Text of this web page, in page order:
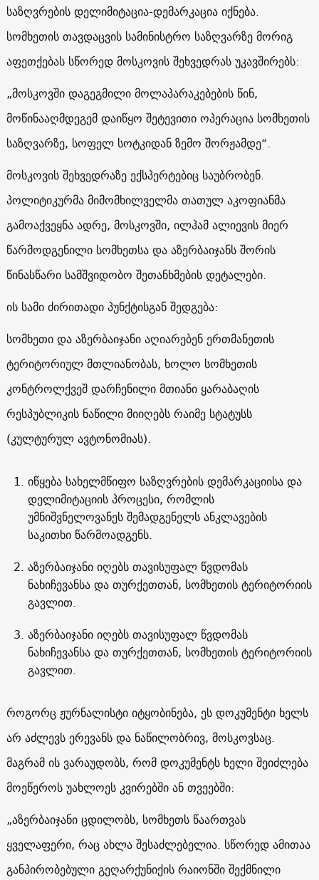
საზღვრების დელიმიტაცია-დემარკაცია იქნება.
სომხეთის თავდაცვის სამინისტრო საზღვარზე მორიგ
აფეთქებას სწორედ მოსკოვის შეხვედრას უკავშირებს:
„მოსკოვში დაგეგმილი მოლაპარაკებების წინ,
მოწინააღმდეგემ დაიწყო შეტევითი ოპერაცია სომხეთის
საზღვარზე, სოფელ სოტკიდან ზემო შორჟამდე“.
მოსკოვის შეხვედრაზე ექსპერტებიც საუბრობენ.
პოლიტიკურმა მიმომხილველმა თათულ აკოფიანმა
გამოაქვეყნა ადრე, მოსკოვში, ილჰამ ალიევის მიერ
წარმოდგენილი სომხეთსა და აზერბაიჯანს შორის
წინასწარი სამშვიდობო შეთანხმების დეტალები.
ის სამი ძირითადი პუნქტისგან შედგება:
სომხეთი და აზერბაიჯანი აღიარებენ ერთმანეთის
ტერიტორიულ მთლიანობას, ხოლო სომხეთის
კონტროლქვეშ დარჩენილი მთიანი ყარაბაღის
რესპუბლიკის ნაწილი მიიღებს რაიმე სტატუსს
(კულტურულ ავტონომიას).
იწყება სახელმწიფო საზღვრების დემარკაციისა და
დელიმიტაციის პროცესი, რომლის
უმნიშვნელოვანეს შემადგენელს ანკლავების
საკითხი წარმოადგენს.
აზერბაიჯანი იღებს თავისუფალ წვდომას
ნახიჩევანსა და თურქეთთან, სომხეთის ტერიტორიის
გავლით.
აზერბაიჯანი იღებს თავისუფალ წვდომას
ნახიჩევანსა და თურქეთთან, სომხეთის ტერიტორიის
გავლით.
როგორც ჟურნალისტი იტყობინება, ეს დოკუმენტი ხელს
არ აძლევს ერევანს და ნაწილობრივ, მოსკოვსაც.
მაგრამ ის ვარაუდობს, რომ დოკუმენტს ხელი შეიძლება
მოეწეროს უახლოეს კვირებში ან თვეებში:
„აზერბაიჯანი ცდილობს, სომხეთს წაართვას
ყველაფერი, რაც ახლა შესაძლებელია. სწორედ ამითაა
განპირობებული გეღარქუნიქის რაიონში შექმნილი